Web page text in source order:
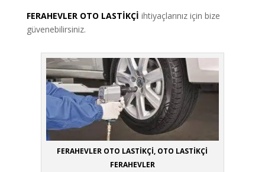
FERAHEVLER OTO LASTİKÇİ ihtiyaçlarınız için bize
güvenebilirsiniz.
FERAHEVLER OTO LASTİKÇİ, OTO LASTİKÇİ
FERAHEVLER